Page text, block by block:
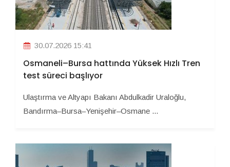
30.07.2026 15:41
Osmaneli–Bursa hattında Yüksek Hızlı Tren
test süreci başlıyor
Ulaştırma ve Altyapı Bakanı Abdulkadir Uraloğlu,
Bandırma–Bursa–Yenişehir–Osmane ...